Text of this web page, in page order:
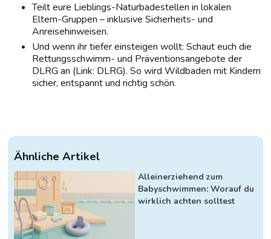
Teilt eure Lieblings-Naturbadestellen in lokalen
Eltern-Gruppen – inklusive Sicherheits- und
Anreisehinweisen.
Und wenn ihr tiefer einsteigen wollt: Schaut euch die
Rettungsschwimm- und Präventionsangebote der
DLRG an (Link: DLRG). So wird Wildbaden mit Kindern
sicher, entspannt und richtig schön.
Ähnliche Artikel
Alleinerziehend zum
Babyschwimmen: Worauf du
wirklich achten solltest